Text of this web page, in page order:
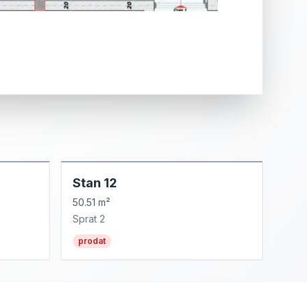
Stan 12
50.51 m²
Sprat 2
prodat